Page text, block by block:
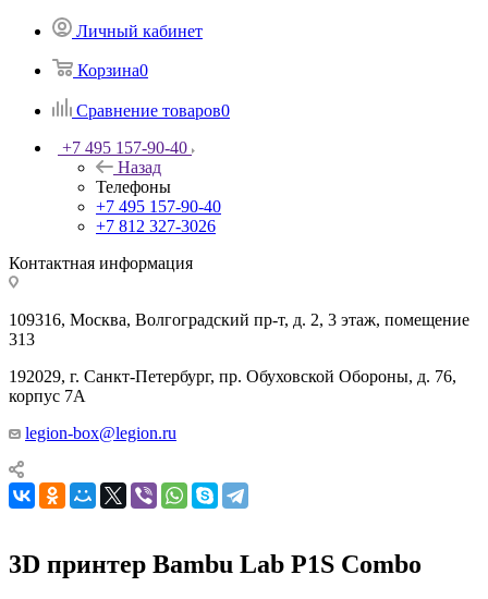
Личный кабинет
Корзина0
Сравнение товаров0
+7 495 157-90-40
Назад
Телефоны
+7 495 157-90-40
+7 812 327-3026
Контактная информация
109316, Москва, Волгоградский пр-т, д. 2, 3 этаж, помещение
313
192029, г. Санкт-Петербург, пр. Обуховской Обороны, д. 76,
корпус 7А
legion-box@legion.ru
3D принтер Bambu Lab P1S Combo